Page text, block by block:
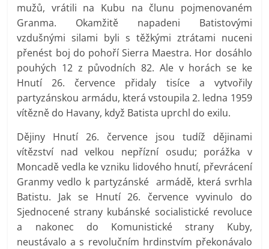
mužů, vrátili na Kubu na člunu pojmenovaném
Granma. Okamžitě napadeni Batistovými
vzdušnými silami byli s těžkými ztrátami nuceni
přenést boj do pohoří Sierra Maestra. Hor dosáhlo
pouhých 12 z původních 82. Ale v horách se ke
Hnutí 26. července přidaly tisíce a vytvořily
partyzánskou armádu, která vstoupila 2. ledna 1959
vítězně do Havany, když Batista uprchl do exilu.
Dějiny Hnutí 26. července jsou tudíž dějinami
vítězství nad velkou nepřízní osudu; porážka v
Moncadě vedla ke vzniku lidového hnutí, převrácení
Granmy vedlo k partyzánské armádě, která svrhla
Batistu. Jak se Hnutí 26. července vyvinulo do
Sjednocené strany kubánské socialistické revoluce
a nakonec do Komunistické strany Kuby,
neustávalo a s revolučním hrdinstvím překonávalo